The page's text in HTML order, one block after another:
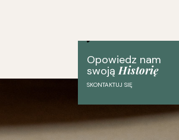
Opowiedz nam
swojąHistorię
SKONTAKTUJ SIĘ